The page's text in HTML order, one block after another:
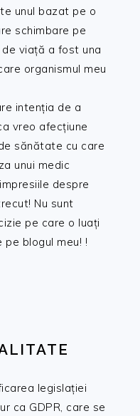
unul bazat pe o
schimbare pe
viață a fost una
organismul meu
intenția de a
vreo afecțiune
sănătate cu care
unui medic
despre
Nu sunt
pe care o luați
blogul meu! !
legislației
ca GDPR, care se